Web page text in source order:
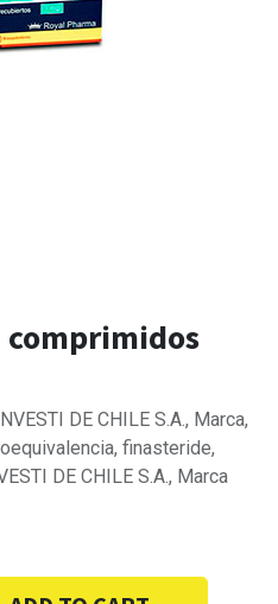
comprimidos
DE CHILE S.A., Marca,
finasteride,
DE CHILE S.A., Marca